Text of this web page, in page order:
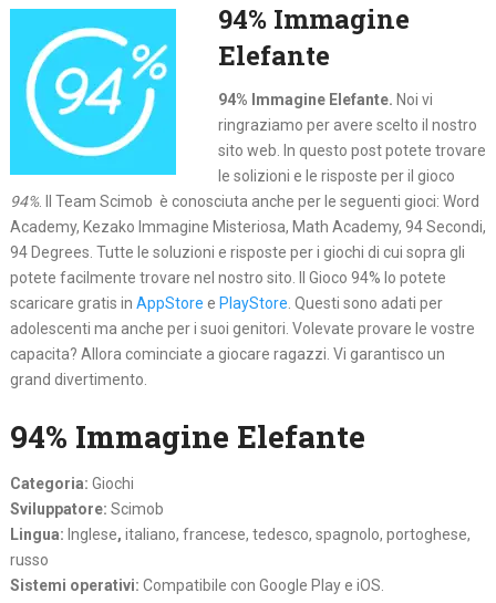
94% Immagine
Elefante
94% Immagine Elefante. Noi vi
ringraziamo per avere scelto il nostro
sito web. In questo post potete trovare
le solizioni e le risposte per il gioco
94%. Il Team Scimob è conosciuta anche per le seguenti gioci: Word
Academy, Kezako Immagine Misteriosa, Math Academy, 94 Secondi,
94 Degrees. Tutte le soluzioni e risposte per i giochi di cui sopra gli
potete facilmente trovare nel nostro sito. Il Gioco 94% lo potete
scaricare gratis in AppStore e PlayStore. Questi sono adati per
adolescenti ma anche per i suoi genitori. Volevate provare le vostre
capacita? Allora cominciate a giocare ragazzi. Vi garantisco un
grand divertimento.
94% Immagine Elefante
Categoria: Giochi
Sviluppatore: Scimob
Lingua: Inglese, italiano, francese, tedesco, spagnolo, portoghese,
russo
Sistemi operativi: Compatibile con Google Play e iOS.